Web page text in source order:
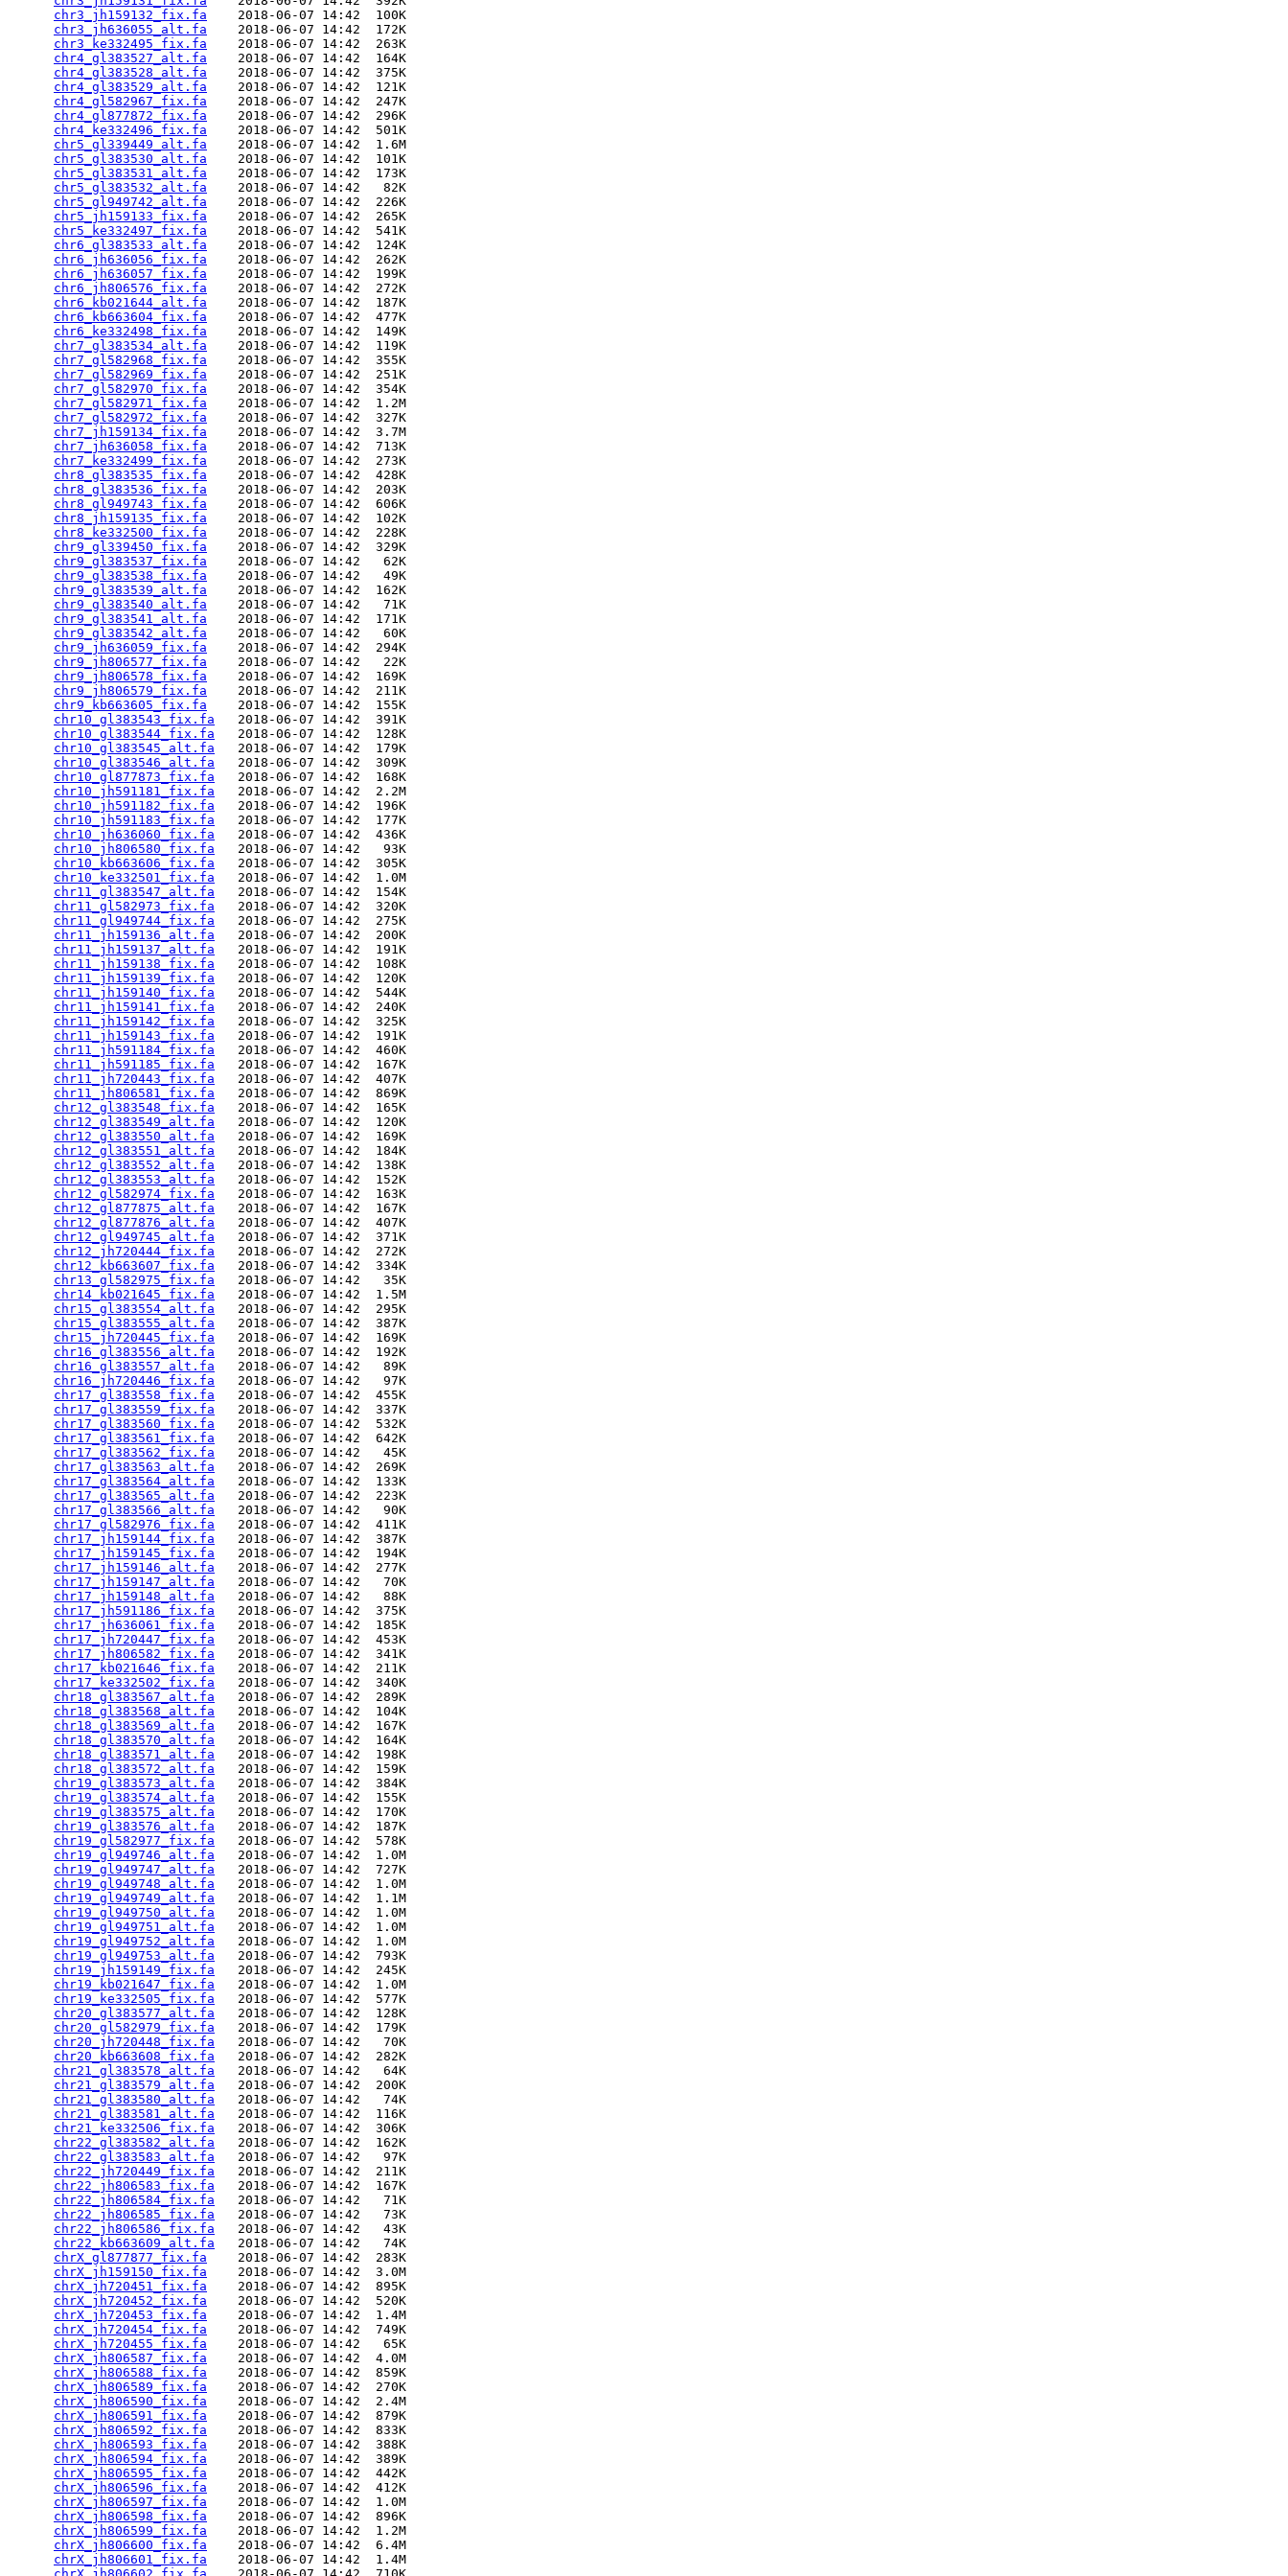
chr3_jh159132_fix.fa
    2018-06-07 14:42  100K
chr3_jh636055_alt.fa
    2018-06-07 14:42  172K
chr3_ke332495_fix.fa
    2018-06-07 14:42  263K
chr4_gl383527_alt.fa
    2018-06-07 14:42  164K
chr4_gl383528_alt.fa
    2018-06-07 14:42  375K
chr4_gl383529_alt.fa
    2018-06-07 14:42  121K
chr4_gl582967_fix.fa
    2018-06-07 14:42  247K
chr4_gl877872_fix.fa
    2018-06-07 14:42  296K
chr4_ke332496_fix.fa
    2018-06-07 14:42  501K
chr5_gl339449_alt.fa
    2018-06-07 14:42  1.6M
chr5_gl383530_alt.fa
    2018-06-07 14:42  101K
chr5_gl383531_alt.fa
    2018-06-07 14:42  173K
chr5_gl383532_alt.fa
    2018-06-07 14:42   82K
chr5_gl949742_alt.fa
    2018-06-07 14:42  226K
chr5_jh159133_fix.fa
    2018-06-07 14:42  265K
chr5_ke332497_fix.fa
    2018-06-07 14:42  541K
chr6_gl383533_alt.fa
    2018-06-07 14:42  124K
chr6_jh636056_fix.fa
    2018-06-07 14:42  262K
chr6_jh636057_fix.fa
    2018-06-07 14:42  199K
chr6_jh806576_fix.fa
    2018-06-07 14:42  272K
chr6_kb021644_alt.fa
    2018-06-07 14:42  187K
chr6_kb663604_fix.fa
    2018-06-07 14:42  477K
chr6_ke332498_fix.fa
    2018-06-07 14:42  149K
chr7_gl383534_alt.fa
    2018-06-07 14:42  119K
chr7_gl582968_fix.fa
    2018-06-07 14:42  355K
chr7_gl582969_fix.fa
    2018-06-07 14:42  251K
chr7_gl582970_fix.fa
    2018-06-07 14:42  354K
chr7_gl582971_fix.fa
    2018-06-07 14:42  1.2M
chr7_gl582972_fix.fa
    2018-06-07 14:42  327K
chr7_jh159134_fix.fa
    2018-06-07 14:42  3.7M
chr7_jh636058_fix.fa
    2018-06-07 14:42  713K
chr7_ke332499_fix.fa
    2018-06-07 14:42  273K
chr8_gl383535_fix.fa
    2018-06-07 14:42  428K
chr8_gl383536_fix.fa
    2018-06-07 14:42  203K
chr8_gl949743_fix.fa
    2018-06-07 14:42  606K
chr8_jh159135_fix.fa
    2018-06-07 14:42  102K
chr8_ke332500_fix.fa
    2018-06-07 14:42  228K
chr9_gl339450_fix.fa
    2018-06-07 14:42  329K
chr9_gl383537_fix.fa
    2018-06-07 14:42   62K
chr9_gl383538_fix.fa
    2018-06-07 14:42   49K
chr9_gl383539_alt.fa
    2018-06-07 14:42  162K
chr9_gl383540_alt.fa
    2018-06-07 14:42   71K
chr9_gl383541_alt.fa
    2018-06-07 14:42  171K
chr9_gl383542_alt.fa
    2018-06-07 14:42   60K
chr9_jh636059_fix.fa
    2018-06-07 14:42  294K
chr9_jh806577_fix.fa
    2018-06-07 14:42   22K
chr9_jh806578_fix.fa
    2018-06-07 14:42  169K
chr9_jh806579_fix.fa
    2018-06-07 14:42  211K
chr9_kb663605_fix.fa
    2018-06-07 14:42  155K
chr10_gl383543_fix.fa
   2018-06-07 14:42  391K
chr10_gl383544_fix.fa
   2018-06-07 14:42  128K
chr10_gl383545_alt.fa
   2018-06-07 14:42  179K
chr10_gl383546_alt.fa
   2018-06-07 14:42  309K
chr10_gl877873_fix.fa
   2018-06-07 14:42  168K
chr10_jh591181_fix.fa
   2018-06-07 14:42  2.2M
chr10_jh591182_fix.fa
   2018-06-07 14:42  196K
chr10_jh591183_fix.fa
   2018-06-07 14:42  177K
chr10_jh636060_fix.fa
   2018-06-07 14:42  436K
chr10_jh806580_fix.fa
   2018-06-07 14:42   93K
chr10_kb663606_fix.fa
   2018-06-07 14:42  305K
chr10_ke332501_fix.fa
   2018-06-07 14:42  1.0M
chr11_gl383547_alt.fa
   2018-06-07 14:42  154K
chr11_gl582973_fix.fa
   2018-06-07 14:42  320K
chr11_gl949744_fix.fa
   2018-06-07 14:42  275K
chr11_jh159136_alt.fa
   2018-06-07 14:42  200K
chr11_jh159137_alt.fa
   2018-06-07 14:42  191K
chr11_jh159138_fix.fa
   2018-06-07 14:42  108K
chr11_jh159139_fix.fa
   2018-06-07 14:42  120K
chr11_jh159140_fix.fa
   2018-06-07 14:42  544K
chr11_jh159141_fix.fa
   2018-06-07 14:42  240K
chr11_jh159142_fix.fa
   2018-06-07 14:42  325K
chr11_jh159143_fix.fa
   2018-06-07 14:42  191K
chr11_jh591184_fix.fa
   2018-06-07 14:42  460K
chr11_jh591185_fix.fa
   2018-06-07 14:42  167K
chr11_jh720443_fix.fa
   2018-06-07 14:42  407K
chr11_jh806581_fix.fa
   2018-06-07 14:42  869K
chr12_gl383548_fix.fa
   2018-06-07 14:42  165K
chr12_gl383549_alt.fa
   2018-06-07 14:42  120K
chr12_gl383550_alt.fa
   2018-06-07 14:42  169K
chr12_gl383551_alt.fa
   2018-06-07 14:42  184K
chr12_gl383552_alt.fa
   2018-06-07 14:42  138K
chr12_gl383553_alt.fa
   2018-06-07 14:42  152K
chr12_gl582974_fix.fa
   2018-06-07 14:42  163K
chr12_gl877875_alt.fa
   2018-06-07 14:42  167K
chr12_gl877876_alt.fa
   2018-06-07 14:42  407K
chr12_gl949745_alt.fa
   2018-06-07 14:42  371K
chr12_jh720444_fix.fa
   2018-06-07 14:42  272K
chr12_kb663607_fix.fa
   2018-06-07 14:42  334K
chr13_gl582975_fix.fa
   2018-06-07 14:42   35K
chr14_kb021645_fix.fa
   2018-06-07 14:42  1.5M
chr15_gl383554_alt.fa
   2018-06-07 14:42  295K
chr15_gl383555_alt.fa
   2018-06-07 14:42  387K
chr15_jh720445_fix.fa
   2018-06-07 14:42  169K
chr16_gl383556_alt.fa
   2018-06-07 14:42  192K
chr16_gl383557_alt.fa
   2018-06-07 14:42   89K
chr16_jh720446_fix.fa
   2018-06-07 14:42   97K
chr17_gl383558_fix.fa
   2018-06-07 14:42  455K
chr17_gl383559_fix.fa
   2018-06-07 14:42  337K
chr17_gl383560_fix.fa
   2018-06-07 14:42  532K
chr17_gl383561_fix.fa
   2018-06-07 14:42  642K
chr17_gl383562_fix.fa
   2018-06-07 14:42   45K
chr17_gl383563_alt.fa
   2018-06-07 14:42  269K
chr17_gl383564_alt.fa
   2018-06-07 14:42  133K
chr17_gl383565_alt.fa
   2018-06-07 14:42  223K
chr17_gl383566_alt.fa
   2018-06-07 14:42   90K
chr17_gl582976_fix.fa
   2018-06-07 14:42  411K
chr17_jh159144_fix.fa
   2018-06-07 14:42  387K
chr17_jh159145_fix.fa
   2018-06-07 14:42  194K
chr17_jh159146_alt.fa
   2018-06-07 14:42  277K
chr17_jh159147_alt.fa
   2018-06-07 14:42   70K
chr17_jh159148_alt.fa
   2018-06-07 14:42   88K
chr17_jh591186_fix.fa
   2018-06-07 14:42  375K
chr17_jh636061_fix.fa
   2018-06-07 14:42  185K
chr17_jh720447_fix.fa
   2018-06-07 14:42  453K
chr17_jh806582_fix.fa
   2018-06-07 14:42  341K
chr17_kb021646_fix.fa
   2018-06-07 14:42  211K
chr17_ke332502_fix.fa
   2018-06-07 14:42  340K
chr18_gl383567_alt.fa
   2018-06-07 14:42  289K
chr18_gl383568_alt.fa
   2018-06-07 14:42  104K
chr18_gl383569_alt.fa
   2018-06-07 14:42  167K
chr18_gl383570_alt.fa
   2018-06-07 14:42  164K
chr18_gl383571_alt.fa
   2018-06-07 14:42  198K
chr18_gl383572_alt.fa
   2018-06-07 14:42  159K
chr19_gl383573_alt.fa
   2018-06-07 14:42  384K
chr19_gl383574_alt.fa
   2018-06-07 14:42  155K
chr19_gl383575_alt.fa
   2018-06-07 14:42  170K
chr19_gl383576_alt.fa
   2018-06-07 14:42  187K
chr19_gl582977_fix.fa
   2018-06-07 14:42  578K
chr19_gl949746_alt.fa
   2018-06-07 14:42  1.0M
chr19_gl949747_alt.fa
   2018-06-07 14:42  727K
chr19_gl949748_alt.fa
   2018-06-07 14:42  1.0M
chr19_gl949749_alt.fa
   2018-06-07 14:42  1.1M
chr19_gl949750_alt.fa
   2018-06-07 14:42  1.0M
chr19_gl949751_alt.fa
   2018-06-07 14:42  1.0M
chr19_gl949752_alt.fa
   2018-06-07 14:42  1.0M
chr19_gl949753_alt.fa
   2018-06-07 14:42  793K
chr19_jh159149_fix.fa
   2018-06-07 14:42  245K
chr19_kb021647_fix.fa
   2018-06-07 14:42  1.0M
chr19_ke332505_fix.fa
   2018-06-07 14:42  577K
chr20_gl383577_alt.fa
   2018-06-07 14:42  128K
chr20_gl582979_fix.fa
   2018-06-07 14:42  179K
chr20_jh720448_fix.fa
   2018-06-07 14:42   70K
chr20_kb663608_fix.fa
   2018-06-07 14:42  282K
chr21_gl383578_alt.fa
   2018-06-07 14:42   64K
chr21_gl383579_alt.fa
   2018-06-07 14:42  200K
chr21_gl383580_alt.fa
   2018-06-07 14:42   74K
chr21_gl383581_alt.fa
   2018-06-07 14:42  116K
chr21_ke332506_fix.fa
   2018-06-07 14:42  306K
chr22_gl383582_alt.fa
   2018-06-07 14:42  162K
chr22_gl383583_alt.fa
   2018-06-07 14:42   97K
chr22_jh720449_fix.fa
   2018-06-07 14:42  211K
chr22_jh806583_fix.fa
   2018-06-07 14:42  167K
chr22_jh806584_fix.fa
   2018-06-07 14:42   71K
chr22_jh806585_fix.fa
   2018-06-07 14:42   73K
chr22_jh806586_fix.fa
   2018-06-07 14:42   43K
chr22_kb663609_alt.fa
   2018-06-07 14:42   74K
chrX_gl877877_fix.fa
    2018-06-07 14:42  283K
chrX_jh159150_fix.fa
    2018-06-07 14:42  3.0M
chrX_jh720451_fix.fa
    2018-06-07 14:42  895K
chrX_jh720452_fix.fa
    2018-06-07 14:42  520K
chrX_jh720453_fix.fa
    2018-06-07 14:42  1.4M
chrX_jh720454_fix.fa
    2018-06-07 14:42  749K
chrX_jh720455_fix.fa
    2018-06-07 14:42   65K
chrX_jh806587_fix.fa
    2018-06-07 14:42  4.0M
chrX_jh806588_fix.fa
    2018-06-07 14:42  859K
chrX_jh806589_fix.fa
    2018-06-07 14:42  270K
chrX_jh806590_fix.fa
    2018-06-07 14:42  2.4M
chrX_jh806591_fix.fa
    2018-06-07 14:42  879K
chrX_jh806592_fix.fa
    2018-06-07 14:42  833K
chrX_jh806593_fix.fa
    2018-06-07 14:42  388K
chrX_jh806594_fix.fa
    2018-06-07 14:42  389K
chrX_jh806595_fix.fa
    2018-06-07 14:42  442K
chrX_jh806596_fix.fa
    2018-06-07 14:42  412K
chrX_jh806597_fix.fa
    2018-06-07 14:42  1.0M
chrX_jh806598_fix.fa
    2018-06-07 14:42  896K
chrX_jh806599_fix.fa
    2018-06-07 14:42  1.2M
chrX_jh806600_fix.fa
    2018-06-07 14:42  6.4M
chrX_jh806601_fix.fa
    2018-06-07 14:42  1.4M